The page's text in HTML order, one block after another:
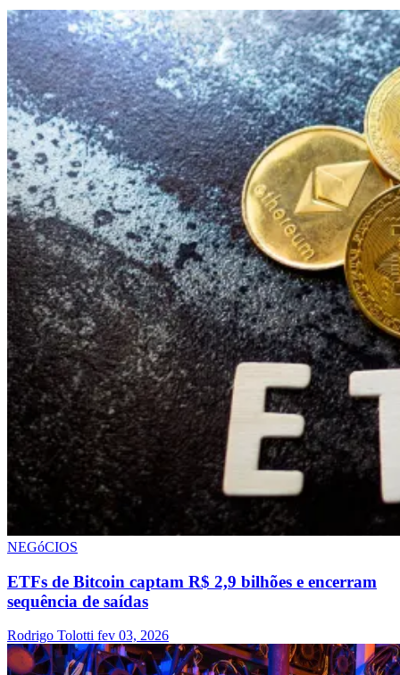
NEGóCIOS
ETFs de Bitcoin captam R$ 2,9 bilhões e encerram
sequência de saídas
Rodrigo Tolotti fev 03, 2026